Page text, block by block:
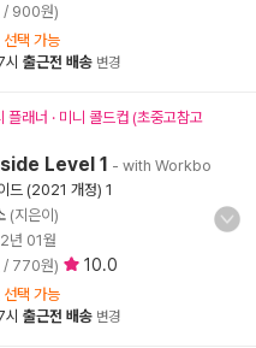
/ 900원)
선택 가능
출근전 배송 변경
래너 · 미니 콜드컵 (초중고참고
Level 1 - with Workbo
드 (2021 개정) 1
(지은이)
년 01월
/ 770원) 10.0
선택 가능
출근전 배송 변경